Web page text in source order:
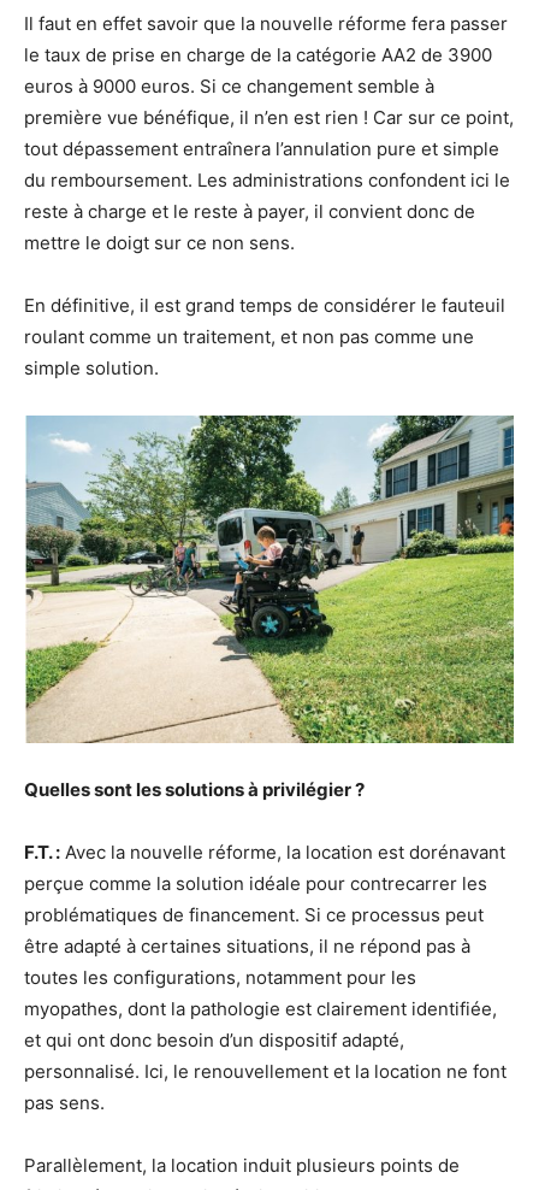
Il faut en effet savoir que la nouvelle réforme fera passer
le taux de prise en charge de la catégorie AA2 de 3900
euros à 9000 euros. Si ce changement semble à
première vue bénéfique, il n’en est rien ! Car sur ce point,
tout dépassement entraînera l’annulation pure et simple
du remboursement. Les administrations confondent ici le
reste à charge et le reste à payer, il convient donc de
mettre le doigt sur ce non sens.
En définitive, il est grand temps de considérer le fauteuil
roulant comme un traitement, et non pas comme une
simple solution.
Quelles sont les solutions à privilégier ?
F.T. : Avec la nouvelle réforme, la location est dorénavant
perçue comme la solution idéale pour contrecarrer les
problématiques de financement. Si ce processus peut
être adapté à certaines situations, il ne répond pas à
toutes les configurations, notamment pour les
myopathes, dont la pathologie est clairement identifiée,
et qui ont donc besoin d’un dispositif adapté,
personnalisé. Ici, le renouvellement et la location ne font
pas sens.
Parallèlement, la location induit plusieurs points de